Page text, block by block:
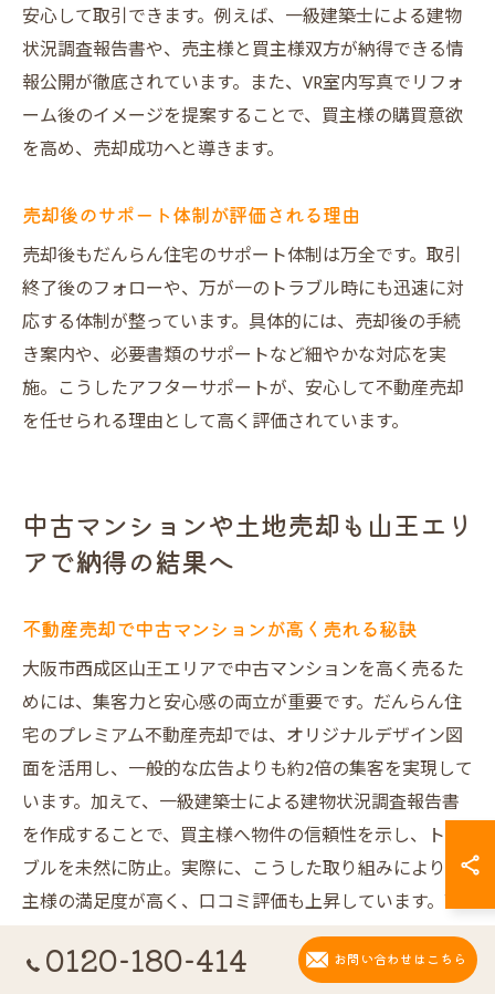
安心して取引できます。例えば、一級建築士による建物
状況調査報告書や、売主様と買主様双方が納得できる情
報公開が徹底されています。また、VR室内写真でリフォ
ーム後のイメージを提案することで、買主様の購買意欲
を高め、売却成功へと導きます。
売却後のサポート体制が評価される理由
売却後もだんらん住宅のサポート体制は万全です。取引
終了後のフォローや、万が一のトラブル時にも迅速に対
応する体制が整っています。具体的には、売却後の手続
き案内や、必要書類のサポートなど細やかな対応を実
施。こうしたアフターサポートが、安心して不動産売却
を任せられる理由として高く評価されています。
中古マンションや土地売却も山王エリ
アで納得の結果へ
不動産売却で中古マンションが高く売れる秘訣
大阪市西成区山王エリアで中古マンションを高く売るた
めには、集客力と安心感の両立が重要です。だんらん住
宅のプレミアム不動産売却では、オリジナルデザイン図
面を活用し、一般的な広告よりも約2倍の集客を実現して
います。加えて、一級建築士による建物状況調査報告書
を作成することで、買主様へ物件の信頼性を示し、トラ
ブルを未然に防止。実際に、こうした取り組みにより売
主様の満足度が高く、口コミ評価も上昇しています。高
値売却のためには、専門家による物件の魅力最大化と安
心の裏付けが不可欠です。
0120-180-414 お問い合わせはこちら